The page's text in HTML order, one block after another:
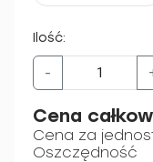
Ilość:
-
Cena
Cena za
Oszczędność